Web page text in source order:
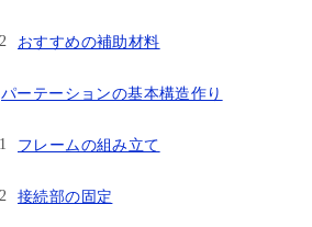
おすすめの補助材料
パーテーションの基本構造作り
フレームの組み立て
接続部の固定